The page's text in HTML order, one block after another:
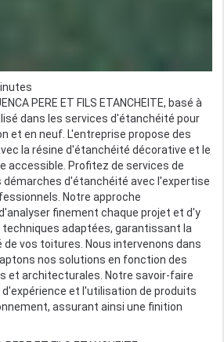
PERE ET FILS ETANCHEITE, basé à
dans les services d'étanchéité pour
et en neuf. L'entreprise propose des
la résine d'étanchéité décorative et le
accessible. Profitez de services de
d'étanchéité avec l'expertise
Notre approche
finement chaque projet et d'y
adaptées, garantissant la
vos toitures. Nous intervenons dans
nos solutions en fonction des
et architecturales. Notre savoir-faire
et l'utilisation de produits
assurant ainsi une finition